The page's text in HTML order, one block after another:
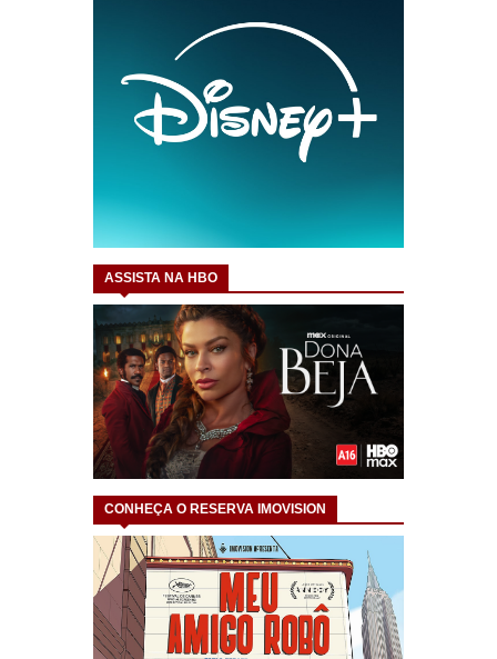
ASSISTA NA HBO
CONHEÇA O RESERVA IMOVISION